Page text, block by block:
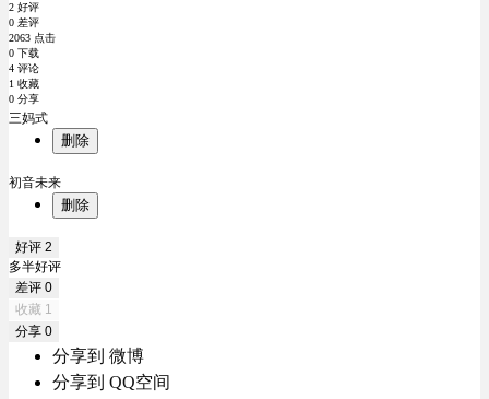
2 好评
0 差评
2063 点击
0 下载
4 评论
1 收藏
0 分享
三妈式
删除
初音未来
删除
好评 2
多半好评
差评 0
收藏 1
分享 0
分享到 微博
分享到 QQ空间